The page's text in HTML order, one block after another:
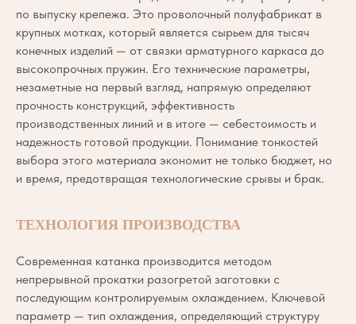
по выпуску крепежа. Это проволочный полуфабрикат в
крупных мотках, который является сырьем для тысяч
конечных изделий — от связки арматурного каркаса до
высокопрочных пружин. Его технические параметры,
незаметные на первый взгляд, напрямую определяют
прочность конструкций, эффективность
производственных линий и в итоге — себестоимость и
надежность готовой продукции. Понимание тонкостей
выбора этого материала экономит не только бюджет, но
и время, предотвращая технологические срывы и брак.
ТЕХНОЛОГИЯ ПРОИЗВОДСТВА
Современная катанка производится методом
непрерывной прокатки разогретой заготовки с
последующим контролируемым охлаждением. Ключевой
параметр — тип охлаждения, определяющий структуру